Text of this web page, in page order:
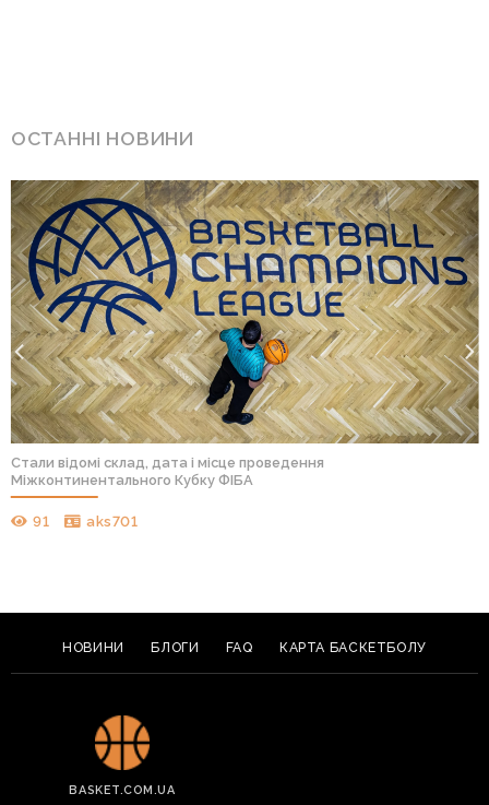
ОСТАННІ НОВИНИ
Стали відомі склад, дата і місце проведення
Міжконтинентального Кубку ФІБА
91 aks701
НОВИНИ БЛОГИ FAQ КАРТА БАСКЕТБОЛУ
BASKET.COM.UA